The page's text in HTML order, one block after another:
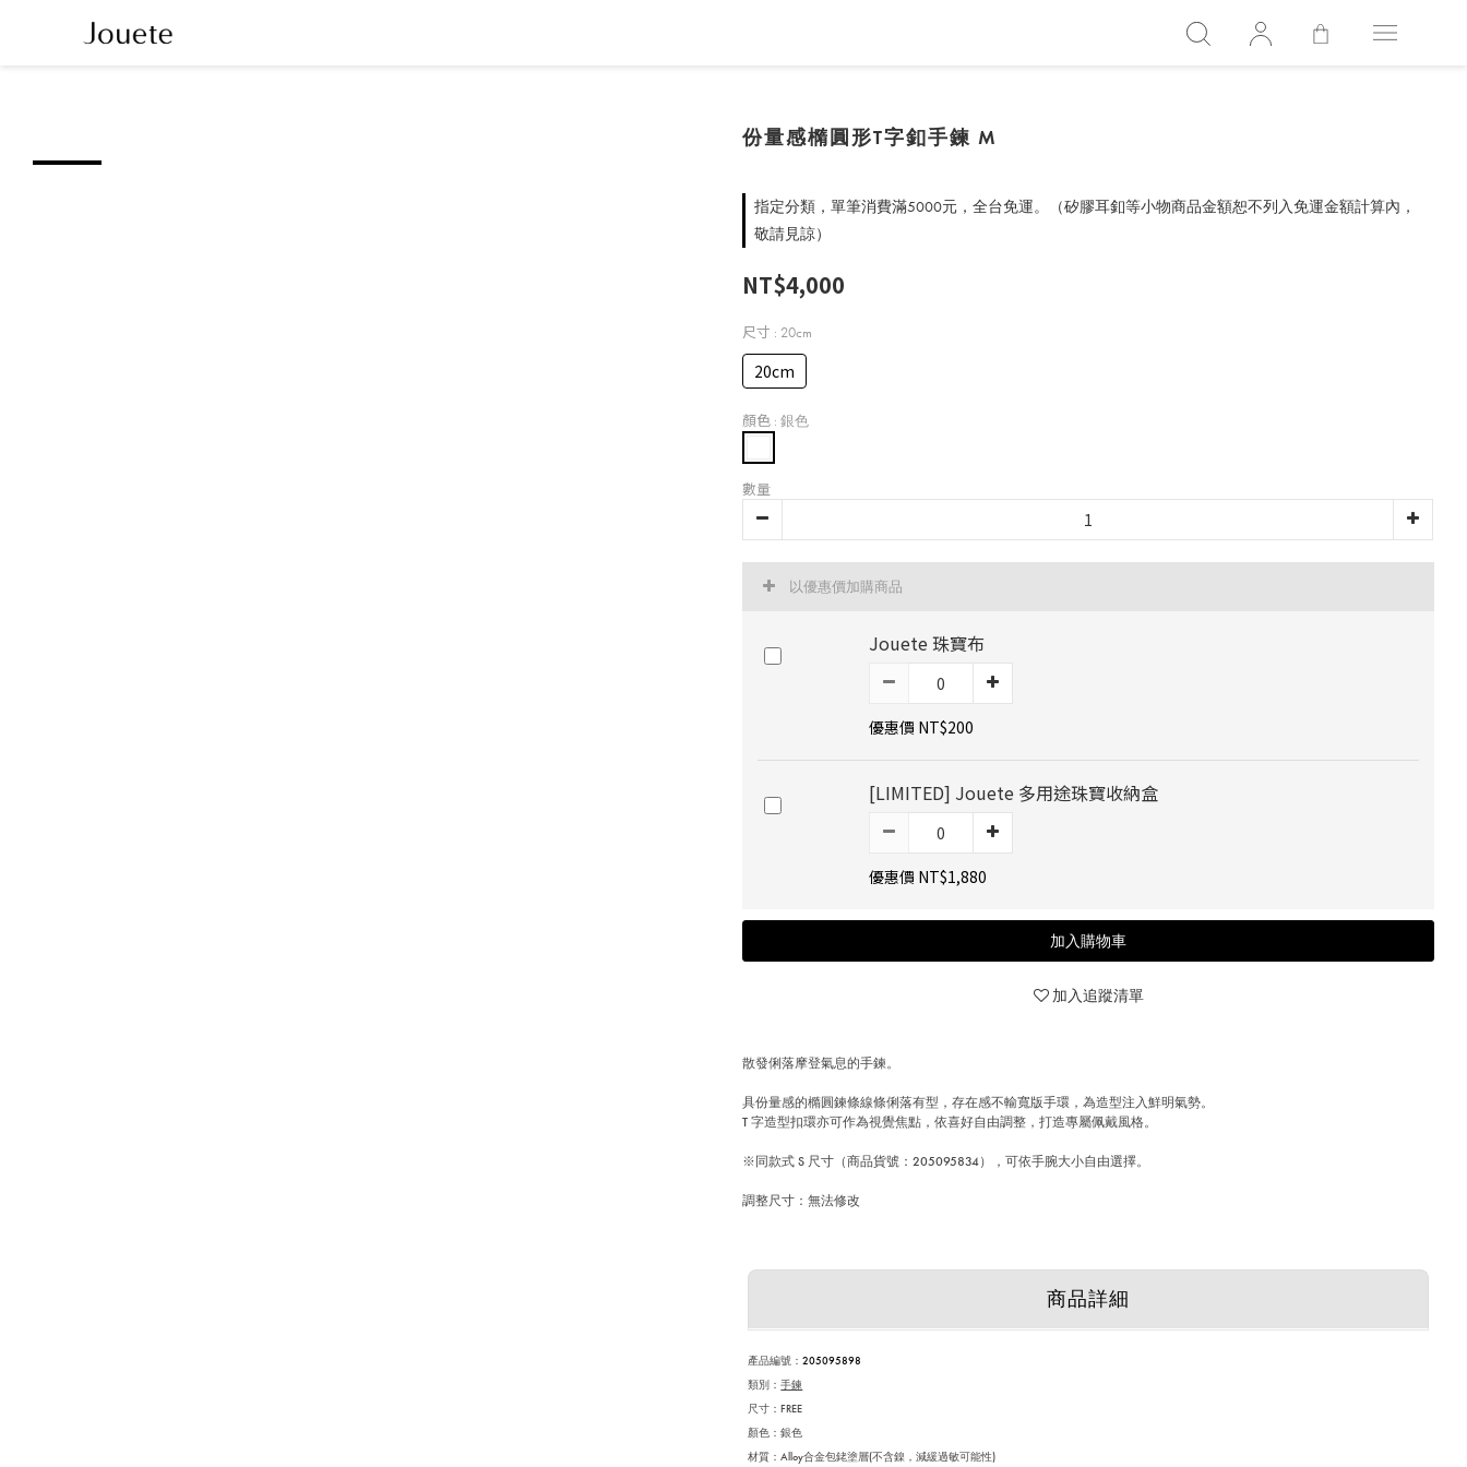
份量感橢圓形T字釦手鍊 M
指定分類，單筆消費滿5000元，全台免運。（矽膠耳釦等小物商品金額恕不列入免運金額計算內，
敬請見諒）
NT$4,000
尺寸 : 20cm
20cm
顏色 : 銀色
數量
以優惠價加購商品
Jouete 珠寶布
優惠價 NT$200
[LIMITED] Jouete 多用途珠寶收納盒
優惠價 NT$1,880
加入購物車
加入追蹤清單
散發俐落摩登氣息的手鍊。
具份量感的橢圓鍊條線條俐落有型，存在感不輸寬版手環，為造型注入鮮明氣勢。
T 字造型扣環亦可作為視覺焦點，依喜好自由調整，打造專屬佩戴風格。
※同款式 S 尺寸（商品貨號：205095834），可依手腕大小自由選擇。
調整尺寸：無法修改
商品詳細
產品編號 ：205095898
類別：手鍊
尺寸：FREE
顏色：銀色
材質：Alloy合金包銠塗層(不含鎳，減緩過敏可能性)